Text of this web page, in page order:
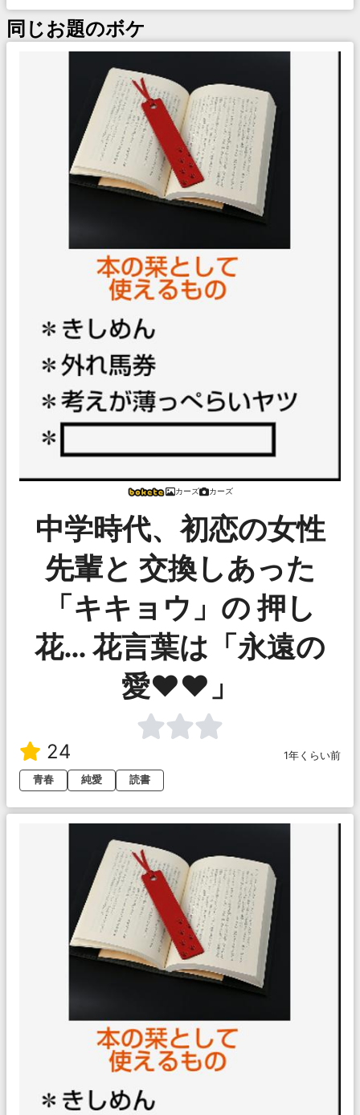
同じお題のボケ
カーズ カーズ
中学時代、初恋の女性
先輩と 交換しあった
「キキョウ」の 押し
花… 花言葉は「永遠の
愛♥♥」
24
1年くらい前
青春
純愛 読書